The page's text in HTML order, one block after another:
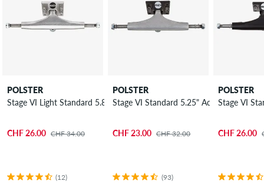
POLSTER
Stage VI Light Standard 5.85" Achse 8.5"
CHF 26.00 CHF 34.00
(12)
POLSTER
Stage VI Standard 5.25" Achse 7.875"
CHF 23.00 CHF 32.00
(93)
POLSTER
Stage VI
CHF 26.00